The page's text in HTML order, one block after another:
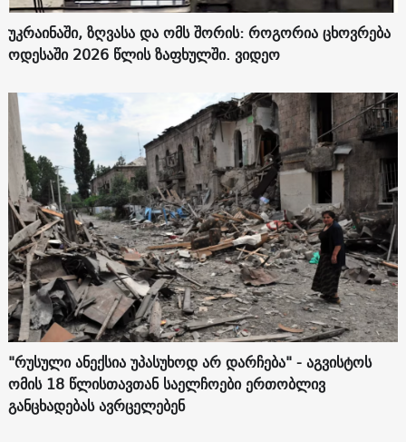
უკრაინაში, ზღვასა და ომს შორის: როგორია ცხოვრება
ოდესაში 2026 წლის ზაფხულში. ვიდეო
"რუსული ანექსია უპასუხოდ არ დარჩება" - აგვისტოს
ომის 18 წლისთავთან საელჩოები ერთობლივ
განცხადებას ავრცელებენ